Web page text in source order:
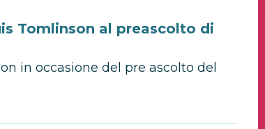
Tomlinson al preascolto di
in occasione del pre ascolto del